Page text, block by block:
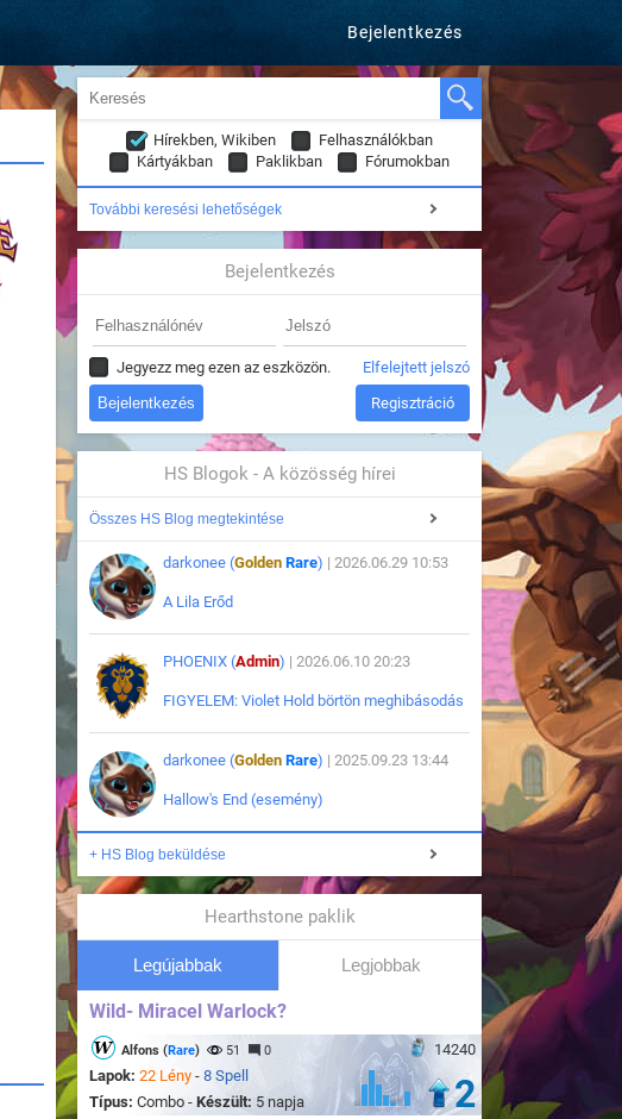
Bejelentkezés
Hírekben, Wikiben
Felhasználókban
Kártyákban
Paklikban Fórumokban
További keresési lehetőségek
Bejelentkezés
Jegyezz meg ezen az eszközön. Elfelejtett jelszó
Regisztráció
HS Blogok - A közösség hírei
Összes HS Blog megtekintése
darkonee (Golden Rare) | 2026.06.29 10:53
A Lila Erőd
PHOENIX (Admin) | 2026.06.10 20:23
FIGYELEM: Violet Hold börtön meghibásodás
darkonee (Golden Rare) | 2025.09.23 13:44
Hallow's End (esemény)
+ HS Blog beküldése
Hearthstone paklik
Legújabbak Legjobbak
Wild- Miracel Warlock?
14240
Alfons (Rare) 51 0
Lapok: 22 Lény - 8 Spell
Típus: Combo - Készült: 5 napja 2